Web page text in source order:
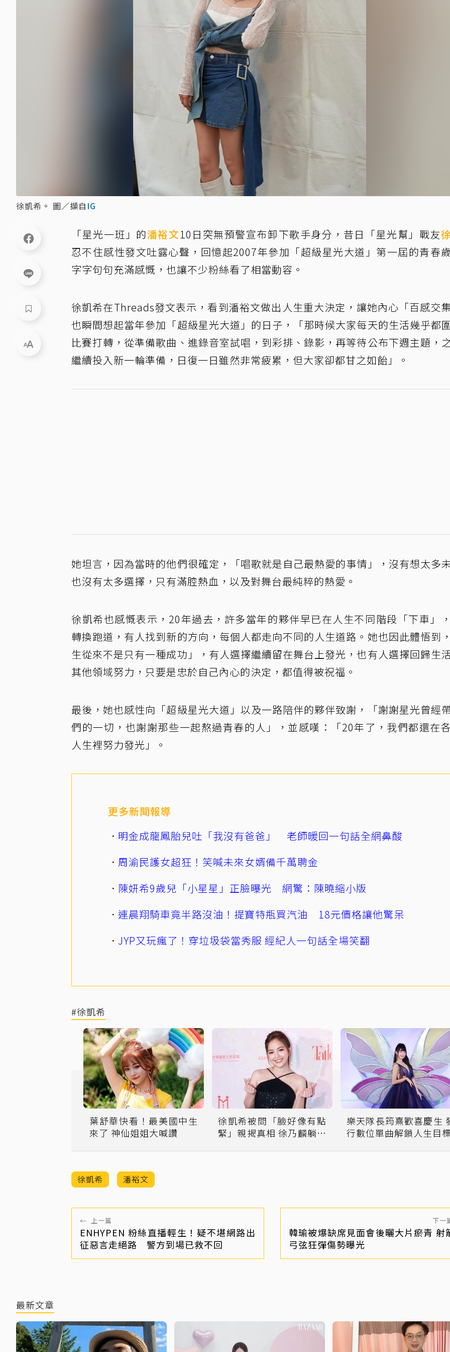
徐凱希。 圖／擷自 IG
「星光一班」的潘裕文10日突無預警宣布卸下歌手身分，昔日「星光幫」戰友
忍不住感性發文吐露心聲，回憶起2007年參加「超級星光大道」第一屆的青春
字字句句充滿感慨，也讓不少粉絲看了相當動容。
徐凱希在Threads發文表示，看到潘裕文做出人生重大決定，讓她內心「百感交
也瞬間想起當年參加「超級星光大道」的日子，「那時候大家每天的生活幾乎都
比賽打轉，從準備歌曲、進錄音室試唱，到彩排、錄影，再等待公布下週主題，
繼續投入新一輪準備，日復一日雖然非常疲累，但大家卻都甘之如飴」。
她坦言，因為當時的他們很確定，「唱歌就是自己最熱愛的事情」，沒有想太多
也沒有太多選擇，只有滿腔熱血，以及對舞台最純粹的熱愛。
徐凱希也感慨表示，20年過去，許多當年的夥伴早已在人生不同階段「下車」
轉換跑道，有人找到新的方向，每個人都走向不同的人生道路。她也因此體悟到
生從來不是只有一種成功」，有人選擇繼續留在舞台上發光，也有人選擇回歸生
其他領域努力，只要是忠於自己內心的決定，都值得被祝福。
最後，她也感性向「超級星光大道」以及一路陪伴的夥伴致謝，「謝謝星光曾經
們的一切，也謝謝那些一起熬過青春的人」，並感嘆：「20年了，我們都還在
人生裡努力發光」。
更多新聞報導
明金成龍鳳胎兒吐「我沒有爸爸」 老師暖回一句話全網鼻酸
周渝民護女超狂！笑喊未來女婿備千萬聘金
陳妍希9歲兒「小星星」正臉曝光 網驚：陳曉縮小版
連晨翔騎車竟半路沒油！提寶特瓶買汽油 18元價格讓他驚呆
JYP又玩瘋了！穿垃圾袋當秀服 經紀人一句話全場笑翻
#徐凱希
葉舒華快看！最美國中生
來了 神仙姐姐大喊讚
徐凱希被問「臉好像有點
緊」親揭真相 徐乃麟躺著
樂天隊長筠熹歡喜慶生 發
行數位單曲解鎖人生目標
徐凱希 潘裕文
← 上一篇
ENHYPEN 粉絲直播輕生！疑不堪網路出
征惡言走絕路 警方到場已救不回
下一
韓瑜被爆缺席見面會後曬大片瘀青 射
弓弦狂彈傷勢曝光
最新文章